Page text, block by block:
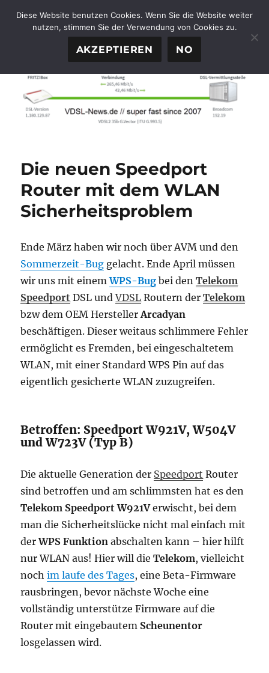
FTTH-News.de
Die neuen Speedport
Router mit dem WLAN
Sicherheitsproblem
Ende März haben wir noch über AVM und den
Sommerzeit-Bug gelacht. Ende April müssen
wir uns mit einemWPS-Bug bei denTelekom
Speedport DSL undVDSL Routern derTelekom
bzw dem OEM HerstellerArcadyan
beschäftigen. Dieser weitaus schlimmere Fehler
ermöglicht es Fremden, bei eingeschaltetem
WLAN, mit einer Standard WPS Pin auf das
eigentlich gesicherte WLAN zuzugreifen.
Betroffen: Speedport W921V, W504V
und W723V (Typ B)
Die aktuelle Generation der Speedport Router
sind betroffen und am schlimmsten hat es den
Telekom Speedport W921Verwischt, bei dem
man die Sicherheitslücke nicht mal einfach mit
derWPS Funktion abschalten kann – hier hilft
nur WLAN aus! Hier will dieTelekom, vielleicht
nochim laufe des Tages, eine Beta-Firmware
rausbringen, bevor nächste Woche eine
vollständig unterstütze Firmware auf die
Router mit eingebautem Scheunentor
losgelassen wird.
Diese Website benutzen Cookies. Wenn Sie die Website weiter
nutzen, stimmen Sie der Verwendung von Cookies zu.
AKZEPTIEREN NO